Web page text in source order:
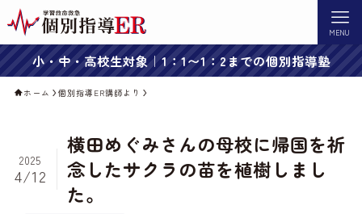
MENU
小・中・高校生対象｜1：1〜1：2までの個別指導塾
ホーム 個別指導ER講師より
横田めぐみさんの母校に帰国を祈
念したサクラの苗を植樹しまし
た。
2025
4/12